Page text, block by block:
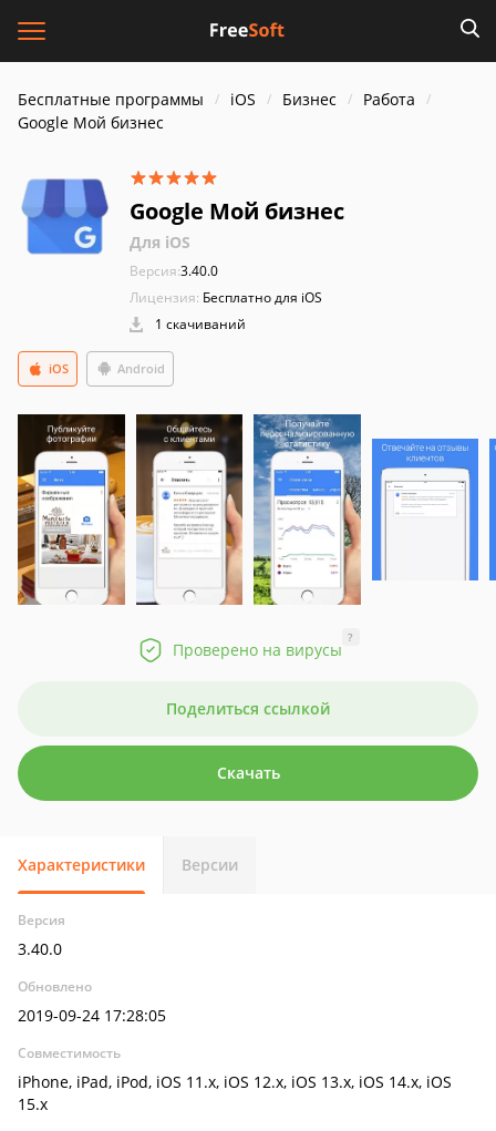
Бесплатные программы iOS Бизнес
Работа
Google Мой бизнес
Google Мой бизнес
Для iOS
Версия:3.40.0
Лицензия: Бесплатно для iOS
1 скачиваний
Android
iOS
Проверено на вирусы
?
Поделиться ссылкой
Скачать
Характеристики Версии
Версия
3.40.0
Обновлено
2019-09-24 17:28:05
Совместимость
iPhone, iPad, iPod, iOS 11.x, iOS 12.x, iOS 13.x, iOS 14.x, iOS
15.x